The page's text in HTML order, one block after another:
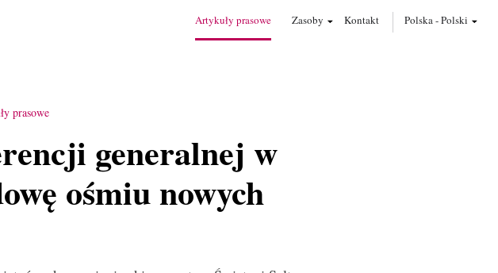
Artykuły prasowe Zasoby Kontakt Polska-Polski
prasowe
generalnej w
ośmiu nowych